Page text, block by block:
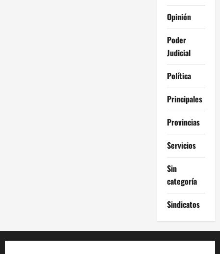
Opinión
Poder
Judicial
Política
Principales
Provincias
Servicios
Sin
categoría
Sindicatos